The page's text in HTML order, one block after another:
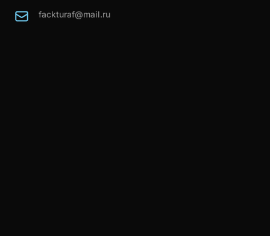
fackturaf@mail.ru